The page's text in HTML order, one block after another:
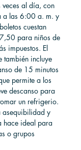
al día, con
a las 6:00 a. m. y
cuestan
para niños de
impuestos. El
también incluye
de 15 minutos
permite a los
descanso para
un refrigerio.
asequibilidad y
hace ideal para
o grupos